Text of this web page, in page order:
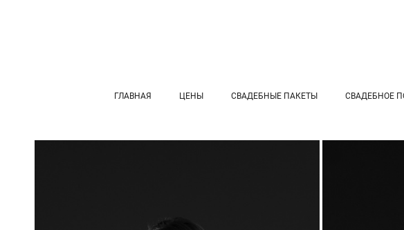
ГЛАВНАЯ ЦЕНЫ СВАДЕБНЫЕ ПАКЕТЫ СВАДЕБНОЕ